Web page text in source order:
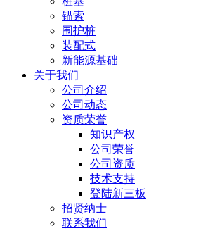
锚索
围护桩
装配式
新能源基础
关于我们
公司介绍
公司动态
资质荣誉
知识产权
公司荣誉
公司资质
技术支持
登陆新三板
招贤纳士
联系我们